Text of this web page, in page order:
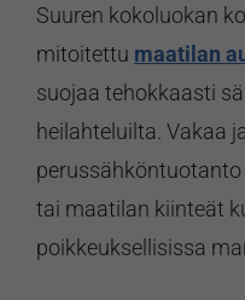
Suuren kokoluokan
mitoitettu maatilan
suojaa tehokkaasti
heilahteluilta. Vakaa
tai maatilan kiinteät
poikkeuksellisissa